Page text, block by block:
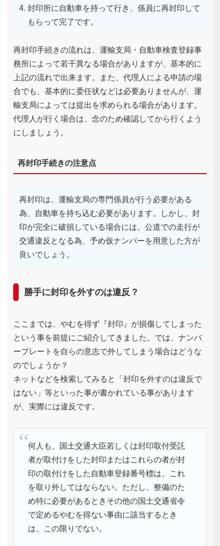
封印所に自動車を持って行き、係員に再封印して
もらって完了です。
再封印手続きの流れは、運輸支局・自動車検査登録事
務所によって若干異なる場合がありますが、基本的に
上記の流れで出来ます。また、代理人による申請の場
合でも、基本的に委任状などは必要ありませんが、運
輸支局によっては提出を求められる場合があります。
代理人が行く場合は、念のため確認してから行くよう
にしましょう。
再封印手続きの注意点
再封印は、運輸支局の専門係員が行う必要がある
為、自動車を持ち込む必要があります。しかし、封
印が完全に破損している場合には、公道での走行が
交通違反となる為、予め仮ナンバーを用意した方が
良いでしょう。
勝手に封印を外すのは違反？
ここまでは、やむを得ず『封印』が損傷してしまった
という事を前提にご紹介してきました。では、ナンバ
ープレートを自らの意志で外してしまう場合はどうな
のでしょうか？
ネットなどを検索してみると「封印を外すのは違反で
はない」等といった事が書かれている事があります
が、実際には違反です。
何人も、国土交通大臣若しくは封印取付受託
者が取付けをした封印またはこれらの者が封
印の取付けをした自動車登録番号標は、これ
を取り外してはならない。ただし、整備のた
め特に必要があるときその他の国土交通省令
で定めるやむを得ない事由に該当するとき
は、この限りでない。